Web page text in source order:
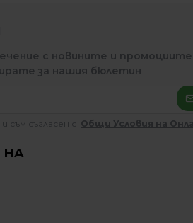
с новините и
за нашия бюлетин
съм съгласен с Общи Условия на
НА